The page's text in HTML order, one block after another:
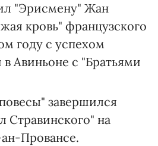
"Эрисмену" Жан
кровь" французского
году с успехом
Авиньоне с "Братьями
завершился
Стравинского" на
Провансе.